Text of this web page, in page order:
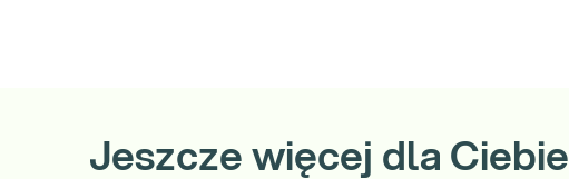
Jeszcze więcej dla Ciebie